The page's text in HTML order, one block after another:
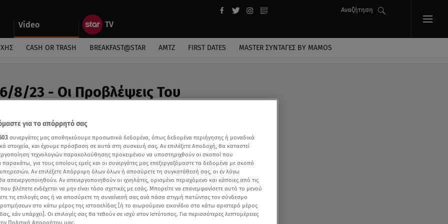
Video
Αναζήτηση
CASH OR TRASH BREAKFAST@STAR ΑΜΤΖ FIRST DATES MASTER ΣΥΝΤΑΓΈΣ BY MAMOS
8/23 - Οι Προβλέψεις Του
- Video
Μπήλιου για το σαββατοκύριακο 26 - 27/8
για το απόρρητό σας
συνεργάτες μας αποθηκεύουμε προσωπικά δεδομένα, όπως δεδομένα περιήγησης ή μοναδικά
στοιχεία, και έχουμε πρόσβαση σε αυτά στη συσκευή σας. Αν επιλέξετε Αποδοχή, θα καταστεί
τεχνολογιών παρακολούθησης προκειμένου να υποστηριχθούν οι σκοποί που
παρακάτω, για τους οποίους εμείς και οι συνεργάτες μας επεξεργαζόμαστε τα δεδομένα με σκοπό
Αν επιλέξετε Απόρριψη όλων όλων ή αποσύρετε τη συγκατάθεσή σας, οι εν λόγω
απενεργοποιηθούν. Αν απενεργοποιηθούν οι ιχνηλάτες, ορισμένο περιεχόμενο και κάποιες από τις
βλέπετε ενδέχεται να μην είναι τόσο σχετικές με εσάς. Μπορείτε να επανεμφανίσετε αυτό το μενού
τις επιλογές σας ή να αποσύρετε τη συναίνεσή σας ανά πάσα στιγμή πατώντας τον σύνδεσμο
στο κάτω μέρος της ιστοσελίδας [ή το αιωρούμενο εικονίδιο στο κάτω αριστερό μέρος
εάν υπάρχει]. Οι επιλογές σας θα τεθούν σε ισχύ στον Ιστότοπος. Για περισσότερες λεπτομέρειες
Πολιτική Απορρήτου μας.